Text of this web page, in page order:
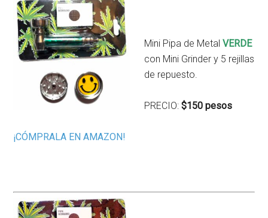
Mini Pipa de MetalVERDE
con Mini Grinder y 5 rejillas
de repuesto.
PRECIO:$150 pesos
¡CÓMPRALA EN AMAZON!